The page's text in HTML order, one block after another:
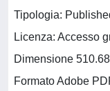
Tipologia:
Licenza: Accesso
Dimensione
Formato Adobe